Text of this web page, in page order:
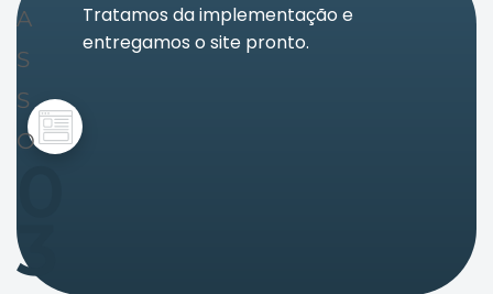
Tratamos da implementação e
entregamos o site pronto.
A
S
S
O
3